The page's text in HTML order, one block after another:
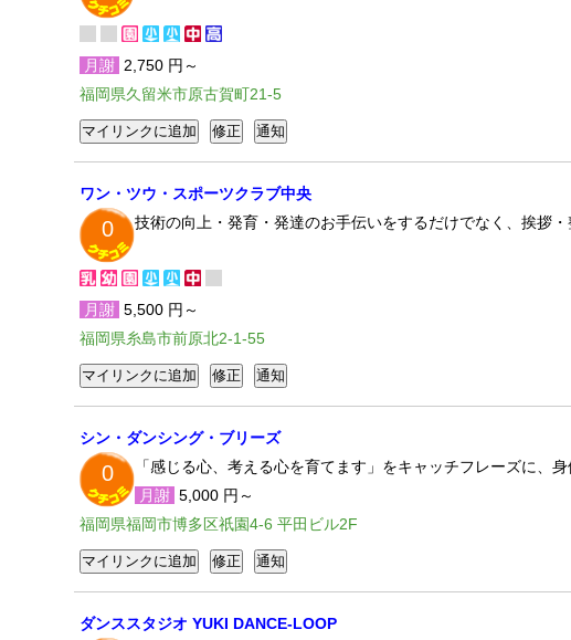
月謝 2,750 円～
福岡県久留米市原古賀町21-5
ワン・ツウ・スポーツクラブ中央
0 技術の向上・発育・発達のお手伝いをするだけでなく、挨拶
月謝 5,500 円～
福岡県糸島市前原北2-1-55
シン・ダンシング・ブリーズ
0
「感じる心、考える心を育てます」をキャッチフレーズに、
月謝 5,000 円～
福岡県福岡市博多区祇園4-6 平田ビル2F
ダンススタジオ YUKI DANCE-LOOP